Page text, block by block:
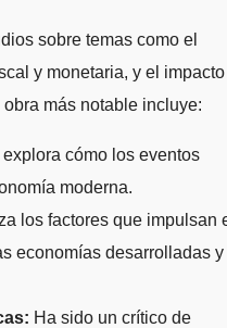
sobre temas como el
y monetaria, y el impacto
más notable incluye:
explora cómo los eventos
moderna.
los factores que impulsan
economías desarrolladas y
Ha sido un crítico de